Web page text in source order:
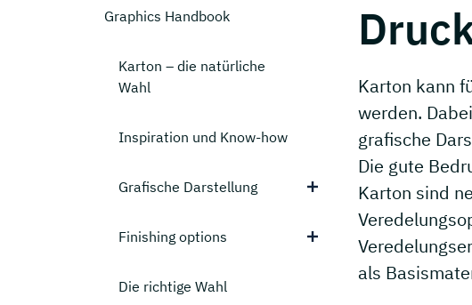
Graphics Handbook
Karton – die natürliche
Wahl
Inspiration und Know-how
Grafische Darstellung
Finishing options
Die richtige Wahl
Karton kann
werden.
grafische
Die gute
Karton sind
als